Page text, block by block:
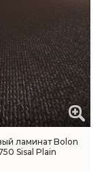
ламинат Bolon
Sisal Plain